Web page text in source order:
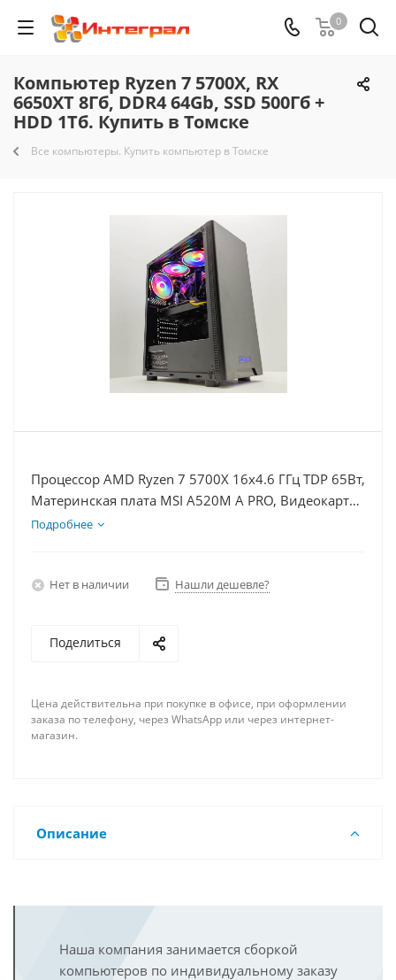
0
Компьютер Ryzen 7 5700X, RX
6650XT 8Гб, DDR4 64Gb, SSD 500Гб +
HDD 1Тб. Купить в Томске
Все компьютеры. Купить компьютер в Томске
Процессор AMD Ryzen 7 5700X 16x4.6 ГГц TDP 65Вт,
Материнская плата MSI A520M A PRO, Видеокарта
RX 6650XT 8Гб, Память DDR4 64Gb, Диски
Подробнее
Нет в наличии Нашли дешевле?
Поделиться
Цена действительна при покупке в офисе, при оформлении
заказа по телефону, через WhatsApp или через интернет-
магазин.
Описание
Наша компания занимается сборкой
компьютеров по индивидуальному заказу